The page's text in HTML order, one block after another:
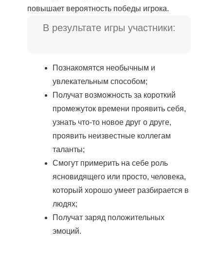
повышает вероятность победы игрока.
В результате игры участники:
Познакомятся необычным и
увлекательным способом;
Получат возможность за короткий
промежуток времени проявить себя,
узнать что-то новое друг о друге,
проявить неизвестные коллегам
таланты;
Смогут примерить на себе роль
ясновидящего или просто, человека,
который хорошо умеет разбирается в
людях;
Получат заряд положительных
эмоций.